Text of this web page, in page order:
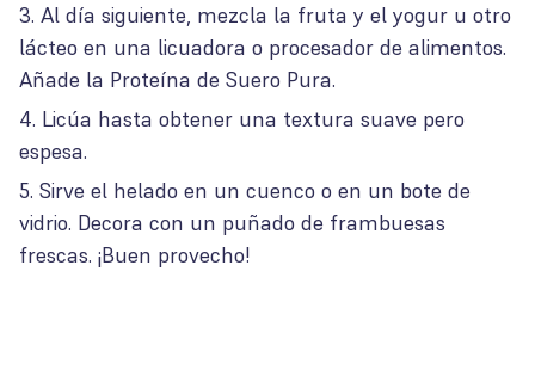
Al día siguiente, mezcla la fruta y el yogur u otro
lácteo en una licuadora o procesador de alimentos.
Añade la Proteína de Suero Pura.
Licúa hasta obtener una textura suave pero
espesa.
Sirve el helado en un cuenco o en un bote de
vidrio. Decora con un puñado de frambuesas
frescas. ¡Buen provecho!